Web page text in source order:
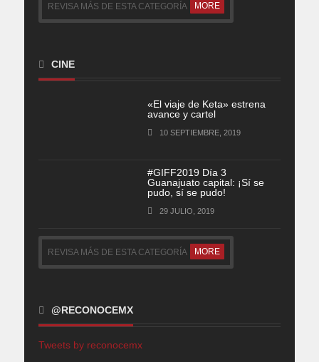
REVISA MÁS DE ESTA CATEGORÍA MORE
CINE
«El viaje de Keta» estrena
avance y cartel
10 SEPTIEMBRE, 2019
#GIFF2019 Día 3
Guanajuato capital: ¡Sí se
pudo, sí se pudo!
29 JULIO, 2019
REVISA MÁS DE ESTA CATEGORÍA MORE
@RECONOCEMX
Tweets by reconocemx